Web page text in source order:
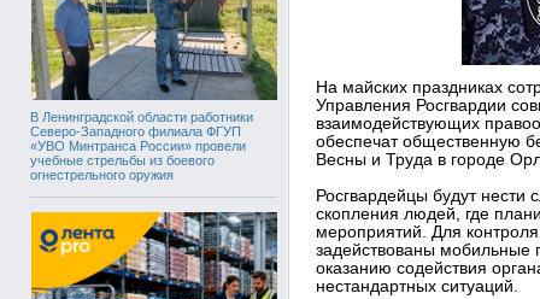
В Ленинградской области работники
Северо-Западного филиала ФГУП
«УВО Минтранса России» провели
учебные стрельбы из боевого
огнестрельного оружия
На майских праздниках
Управления Росгвардии
взаимодействующих
обеспечат общественную
Весны и Труда в городе
Росгвардейцы будут нести
скопления людей, где
мероприятий. Для
задействованы мобильные
оказанию содействия
нестандартных ситуаций.